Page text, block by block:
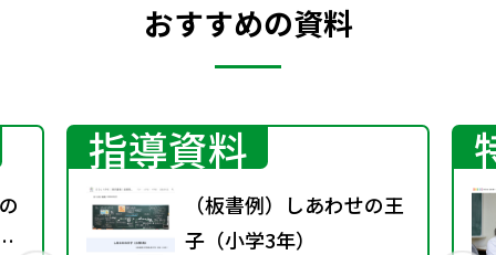
おすすめの資料
指導資料
（板書例）しあわせの王
子（小学3年）